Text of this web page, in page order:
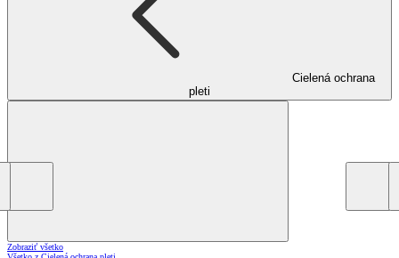
Cielená ochrana
pleti
Zobraziť všetko